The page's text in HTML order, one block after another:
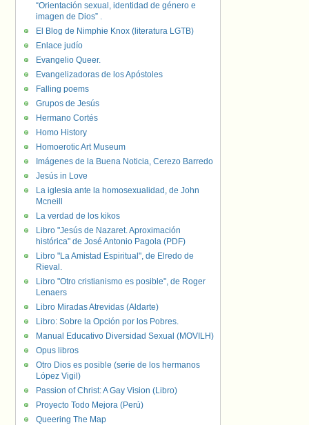
“Orientación sexual, identidad de género e
imagen de Dios” .
El Blog de Nimphie Knox (literatura LGTB)
Enlace judío
Evangelio Queer.
Evangelizadoras de los Apóstoles
Falling poems
Grupos de Jesús
Hermano Cortés
Homo History
Homoerotic Art Museum
Imágenes de la Buena Noticia, Cerezo Barredo
Jesús in Love
La iglesia ante la homosexualidad, de John
Mcneill
La verdad de los kikos
Libro "Jesús de Nazaret. Aproximación
histórica" de José Antonio Pagola (PDF)
Libro "La Amistad Espiritual", de Elredo de
Rieval.
Libro "Otro cristianismo es posible", de Roger
Lenaers
Libro Miradas Atrevidas (Aldarte)
Libro: Sobre la Opción por los Pobres.
Manual Educativo Diversidad Sexual (MOVILH)
Opus libros
Otro Dios es posible (serie de los hermanos
López Vigil)
Passion of Christ: A Gay Vision (Libro)
Proyecto Todo Mejora (Perú)
Queering The Map